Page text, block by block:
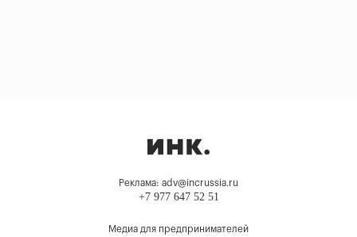
Реклама: adv@incrussia.ru
+7 977 647 52 51
Медиа для предпринимателей